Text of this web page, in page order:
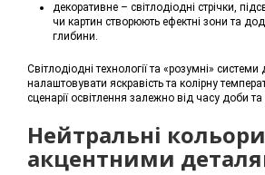
декоративне – світлодіодні стрічки,
чи картин створюють ефектні зони та
глибини.
Світлодіодні технології та «розумні»
налаштовувати яскравість та колірну
сценарії освітлення залежно від часу доби
Нейтральні
акцентними